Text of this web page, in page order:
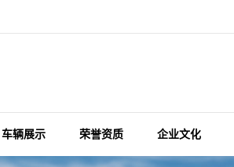
车辆展示 荣誉资质 企业文化